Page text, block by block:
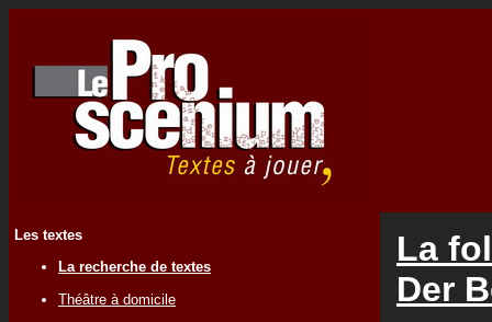
Les textes
La recherche de textes
Théâtre à domicile
La
Der